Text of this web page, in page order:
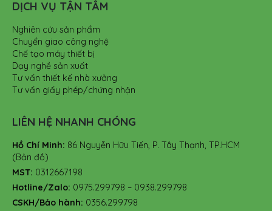
DỊCH VỤ TẬN TÂM
Nghiên cứu sản phẩm
Chuyển giao công nghệ
Chế tạo máy thiết bị
Dạy nghề sản xuất
Tư vấn thiết kế nhà xưởng
Tư vấn giấy phép/chứng nhận
LIÊN HỆ NHANH CHÓNG
Hồ Chí Minh: 86 Nguyễn Hữu Tiến, P. Tây Thạnh, TP.HCM
(Bản đồ)
MST: 0312667198
Hotline/Zalo: 0975.299798 – 0938.299798
CSKH/Bảo hành: 0356.299798